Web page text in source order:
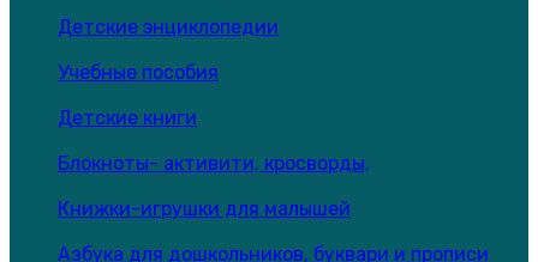
Детские энциклопедии
Учебные пособия
Детские книги
Блокноты- активити, кросворды,
Книжки-игрушки для малышей
Азбука для дошкольников, буквари и прописи